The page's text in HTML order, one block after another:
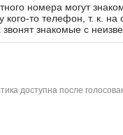
номера могут
то телефон, т. к. на
звонят знакомые с
доступна после